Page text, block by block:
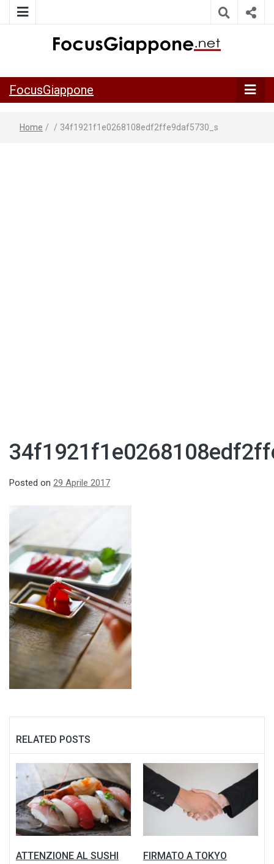
della Japan Italy Economic Federation
FocusGiappone
Home / / 34f1921f1e0268108edf2ffe9daf5730_s
Posted on 29 Aprile 2017
RELATED POSTS
ATTENZIONE AL SUSHI
FIRMATO A TOKYO